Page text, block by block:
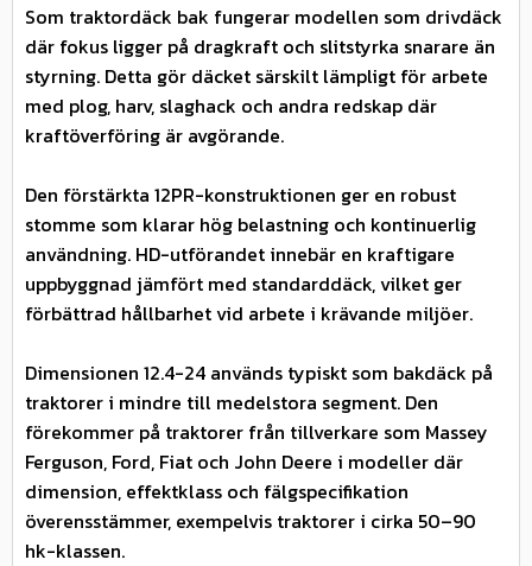
Som traktordäck bak fungerar modellen som drivdäck
där fokus ligger på dragkraft och slitstyrka snarare än
styrning. Detta gör däcket särskilt lämpligt för arbete
med plog, harv, slaghack och andra redskap där
kraftöverföring är avgörande.
Den förstärkta 12PR-konstruktionen ger en robust
stomme som klarar hög belastning och kontinuerlig
användning. HD-utförandet innebär en kraftigare
uppbyggnad jämfört med standarddäck, vilket ger
förbättrad hållbarhet vid arbete i krävande miljöer.
Dimensionen 12.4-24 används typiskt som bakdäck på
traktorer i mindre till medelstora segment. Den
förekommer på traktorer från tillverkare som Massey
Ferguson, Ford, Fiat och John Deere i modeller där
dimension, effektklass och fälgspecifikation
överensstämmer, exempelvis traktorer i cirka 50–90
hk-klassen.